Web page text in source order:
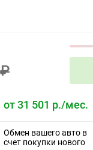
от 31 501 р./мес.
Обмен вашего авто в
счет покупки нового